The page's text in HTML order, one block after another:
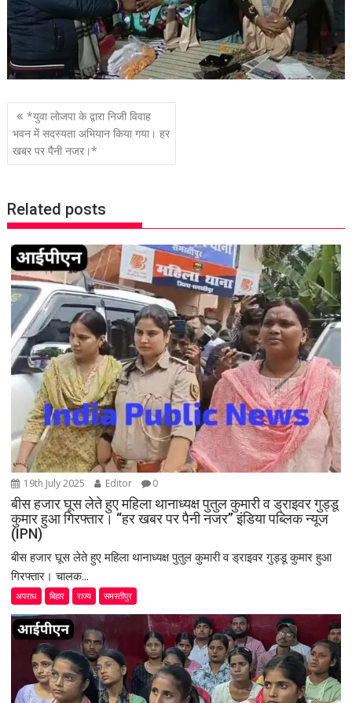
P
o
s
n
a
v
g
a
t
i
o
n
*युवा लोजपा के द्वारा निजी विवाह
भवन में सदस्यता अभियान किया गया। हर
खबर पर पैनी नजर।*
Related posts
19th July 2025 Editor 0
बीस हजार घूस लेते हुए महिला थानाध्यक्ष पुतुल कुमारी व ड्राइवर गुड्डू
कुमार हुआ गिरफ्तार। “हर खबर पर पैनी नजर” इंडिया पब्लिक न्यूज
(IPN)
बीस हजार घूस लेते हुए महिला थानाध्यक्ष पुतुल कुमारी व ड्राइवर गुड्डू कुमार हुआ
गिरफ्तार। चालक...
अपराध बिहार राज्य समस्तीपुर